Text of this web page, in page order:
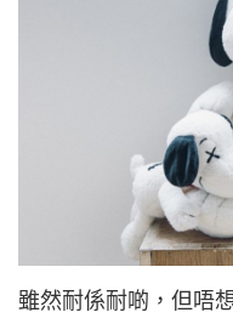
雖然耐係耐啲，但唔